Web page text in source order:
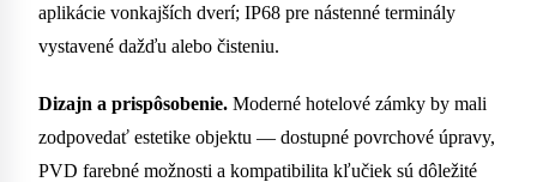
aplikácie vonkajších dverí; IP68 pre nástenné terminály
vystavené dažďu alebo čisteniu.
Dizajn a prispôsobenie. Moderné hotelové zámky by mali
zodpovedať estetike objektu — dostupné povrchové úpravy,
PVD farebné možnosti a kompatibilita kľučiek sú dôležité